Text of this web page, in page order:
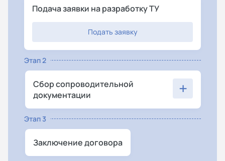
Подача заявки на разработку ТУ
Подать заявку
Этап 2
Сбор сопроводительной
документации
+
Этап 3
Заключение договора